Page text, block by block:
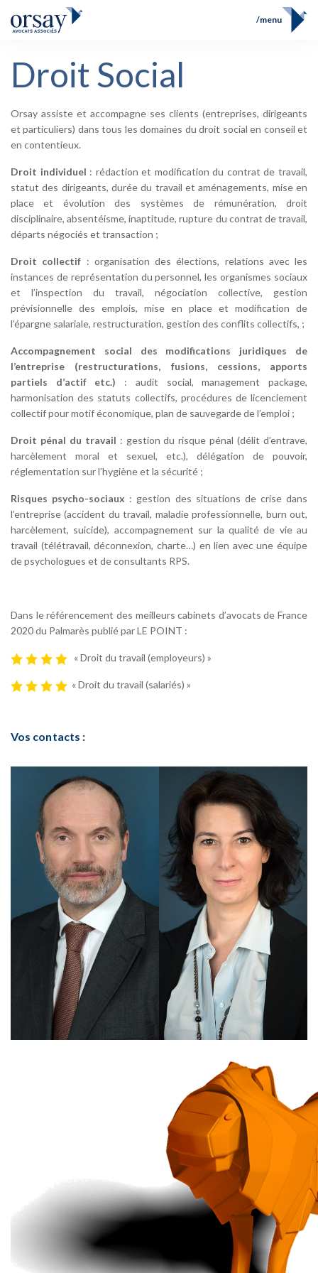
menu
Équipe
Compétences
Opérations
Actualités
Contact
Droit Social
Orsay assiste et accompagne ses clients (entreprises, dirigeants
et particuliers) dans tous les domaines du droit social en conseil et
en contentieux.
Droit individuel : rédaction et modification du contrat de travail,
statut des dirigeants, durée du travail et aménagements, mise en
place et évolution des systèmes de rémunération, droit
disciplinaire, absentéisme, inaptitude, rupture du contrat de travail,
départs négociés et transaction ;
Droit collectif : organisation des élections, relations avec les
instances de représentation du personnel, les organismes sociaux
et l’inspection du travail, négociation collective, gestion
prévisionnelle des emplois, mise en place et modification de
l’épargne salariale, restructuration, gestion des conflits collectifs, ;
Accompagnement social des modifications juridiques de
l’entreprise (restructurations, fusions, cessions, apports
partiels d’actif etc.) : audit social, management package,
harmonisation des statuts collectifs, procédures de licenciement
collectif pour motif économique, plan de sauvegarde de l’emploi ;
Droit pénal du travail : gestion du risque pénal (délit d’entrave,
harcèlement moral et sexuel, etc.), délégation de pouvoir,
réglementation sur l’hygiène et la sécurité ;
Risques psycho-sociaux : gestion des situations de crise dans
l’entreprise (accident du travail, maladie professionnelle, burn out,
harcèlement, suicide), accompagnement sur la qualité de vie au
travail (télétravail, déconnexion, charte…) en lien avec une équipe
de psychologues et de consultants RPS.
Dans le référencement des meilleurs cabinets d’avocats de France
2020 du Palmarès publié par LE POINT :
« Droit du travail (employeurs) »
« Droit du travail (salariés) »
Vos contacts :